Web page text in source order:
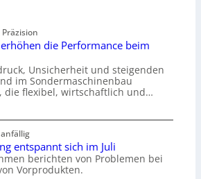
die Performance beim
Unsicherheit und steigenden
im Sondermaschinenbau
die flexibel, wirtschaftlich und…
entspannt sich im Juli
berichten von Problemen bei
Vorprodukten.